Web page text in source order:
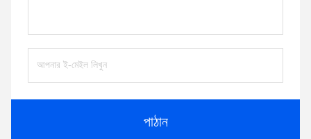
পাঠান